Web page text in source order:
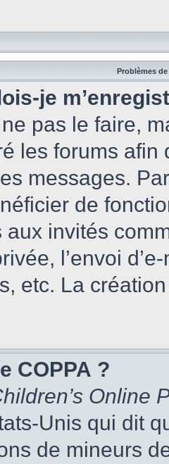
Problèmes
je
pas le faire,
les forums afin
messages.
de
aux invités
l’envoi
etc. La
COPPA ?
Online
Unis qui dit
de mineurs